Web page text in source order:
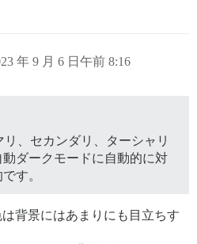
年 9 月 6 日午前 8:16
リ、セカンダリ、ターシャリ
ダークモードに自動的に対
す。
背景にはあまりにも目立ちす